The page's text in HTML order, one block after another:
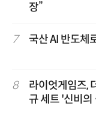
장”
7 국산 AI 반도체
8
라이엇게임즈,
규 세트 '신비의